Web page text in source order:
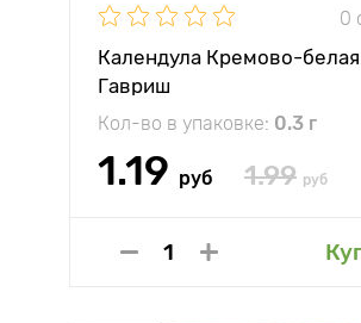
0
Календула Кремово-белая
Гавриш
Кол-во в упаковке: 0.3 г
1.19 руб 1.99 руб